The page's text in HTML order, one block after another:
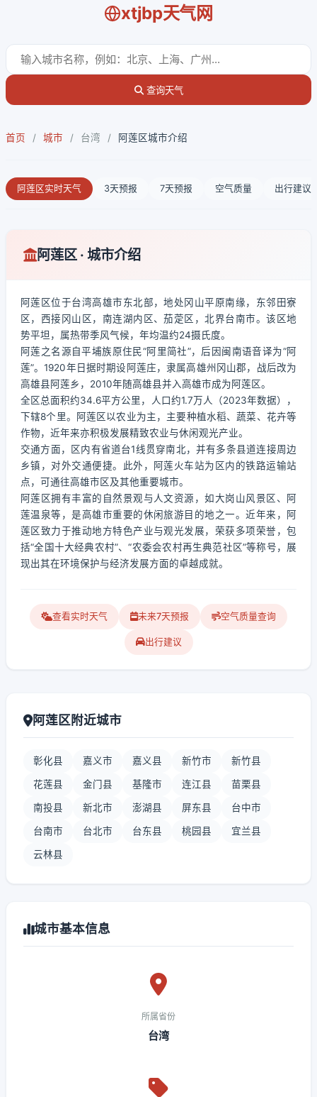
xtjbp天气网
查询天气
首页 / 城市 / 台湾 / 阿莲区城市介绍
阿莲区实时天气 3天预报 7天预报 空气质量 出行建议
阿莲区 · 城市介绍
阿莲区位于台湾高雄市东北部，地处冈山平原南缘，东邻田寮
区，西接冈山区，南连湖内区、茄萣区，北界台南市。该区地
势平坦，属热带季风气候，年均温约24摄氏度。
阿莲之名源自平埔族原住民“阿里简社”，后因闽南语音译为“阿
莲”。1920年日据时期设阿莲庄，隶属高雄州冈山郡，战后改为
高雄县阿莲乡，2010年随高雄县并入高雄市成为阿莲区。
全区总面积约34.6平方公里，人口约1.7万人（2023年数据），
下辖8个里。阿莲区以农业为主，主要种植水稻、蔬菜、花卉等
作物，近年来亦积极发展精致农业与休闲观光产业。
交通方面，区内有省道台1线贯穿南北，并有多条县道连接周边
乡镇，对外交通便捷。此外，阿莲火车站为区内的铁路运输站
点，可通往高雄市区及其他重要城市。
阿莲区拥有丰富的自然景观与人文资源，如大岗山风景区、阿
莲温泉等，是高雄市重要的休闲旅游目的地之一。近年来，阿
莲区致力于推动地方特色产业与观光发展，荣获多项荣誉，包
括“全国十大经典农村”、“农委会农村再生典范社区”等称号，展
现出其在环境保护与经济发展方面的卓越成就。
查看实时天气 未来7天预报 空气质量查询
出行建议
阿莲区附近城市
彰化县 嘉义市 嘉义县 新竹市 新竹县
花莲县 金门县 基隆市 连江县 苗栗县
南投县 新北市 澎湖县 屏东县 台中市
台南市 台北市 台东县 桃园县 宜兰县
云林县
城市基本信息
所属省份
台湾